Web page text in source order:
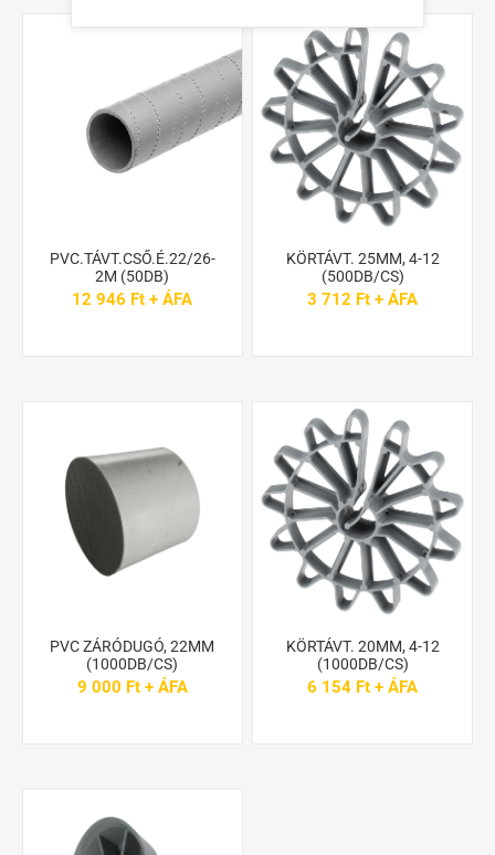
PVC.TÁVT.CSŐ.É.22/26-
2M (50DB)
12 946 Ft + ÁFA
KÖRTÁVT. 25MM, 4-12
(500DB/CS)
3 712 Ft + ÁFA
PVC ZÁRÓDUGÓ, 22MM
(1000DB/CS)
9 000 Ft + ÁFA
KÖRTÁVT. 20MM, 4-12
(1000DB/CS)
6 154 Ft + ÁFA